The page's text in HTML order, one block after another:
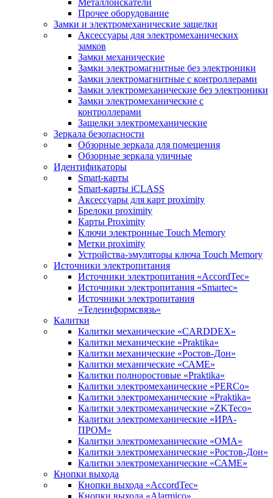
Металлоискатели
Прочее оборудование
Замки и электромеханические защелки
Аксессуары для электромеханических
замков
Замки механические
Замки электромагнитные без электроники
Замки электромагнитные с контроллерами
Замки электромеханические без электроники
Замки электромеханические с
контроллерами
Защелки электромеханические
Зеркала безопасности
Обзорные зеркала для помещения
Обзорные зеркала уличные
Идентификаторы
Smart-карты
Smart-карты iCLASS
Аксессуары для карт proximitу
Брелоки proximity
Карты Proximity
Ключи электронные Touch Memory
Метки proximity
Устройства-эмуляторы ключа Touch Memory
Источники электропитания
Источники электропитания «AccordTec»
Источники электропитания «Smartec»
Источники электропитания
«Телеинформсвязь»
Калитки
Калитки механические «CARDDEX»
Калитки механические «Praktika»
Калитки механические «Ростов-Дон»
Калитки механические «САМЕ»
Калитки полноростовые «Praktika»
Калитки электромеханические «PERCo»
Калитки электромеханические «Praktika»
Калитки электромеханические «ZKTeco»
Калитки электромеханические «ИРА-
ПРОМ»
Калитки электромеханические «ОМА»
Калитки электромеханические «Ростов-Дон»
Калитки электромеханические «САМЕ»
Кнопки выхода
Кнопки выхода «AccordTec»
Кнопки выхода «Alarmico»